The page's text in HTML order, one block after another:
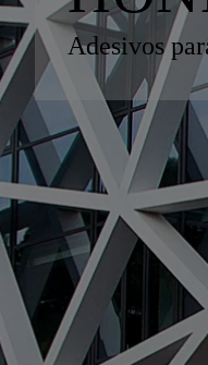
Adesivos